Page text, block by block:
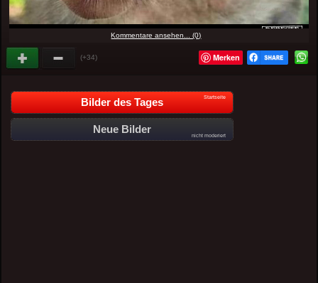
Kommentare ansehen... (0)
(+34) Merken
Bilder des Tages Startseite
Neue Bilder
nicht moderiert